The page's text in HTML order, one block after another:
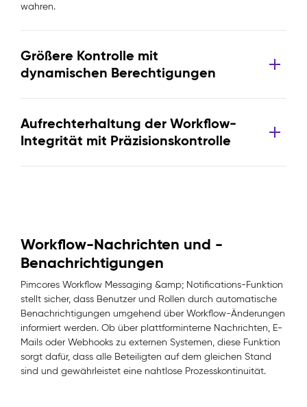
wahren.
Größere Kontrolle mit
dynamischen Berechtigungen
Aufrechterhaltung der Workflow-
Integrität mit Präzisionskontrolle
Workflow-Nachrichten und -
Benachrichtigungen
Pimcores Workflow Messaging &amp; Notifications-Funktion
stellt sicher, dass Benutzer und Rollen durch automatische
Benachrichtigungen umgehend über Workflow-Änderungen
informiert werden. Ob über plattforminterne Nachrichten, E-
Mails oder Webhooks zu externen Systemen, diese Funktion
sorgt dafür, dass alle Beteiligten auf dem gleichen Stand
sind und gewährleistet eine nahtlose Prozesskontinuität.